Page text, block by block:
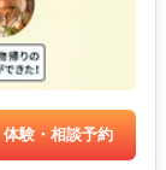
体験・相談予約